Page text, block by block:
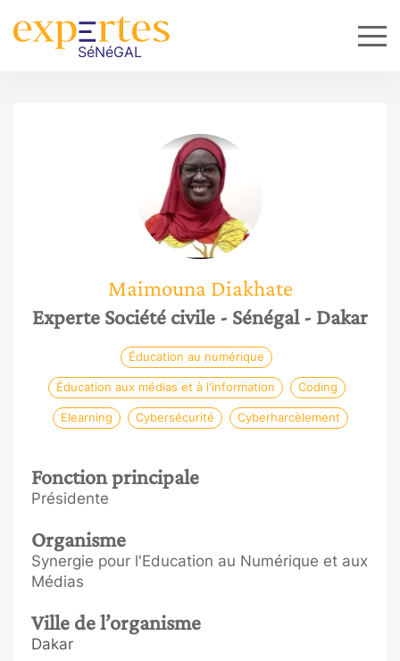
Maimouna Diakhate
Experte Société civile - Sénégal - Dakar
Éducation au numérique
Éducation aux médias et à l'information Coding
Elearning Cybersécurité Cyberharcèlement
Fonction principale
Présidente
Organisme
Synergie pour l'Education au Numérique et aux
Médias
Ville de l’organisme
Dakar